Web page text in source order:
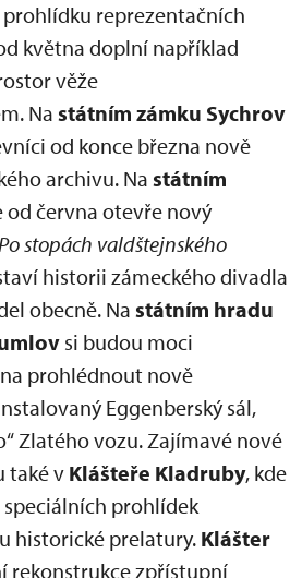
prohlídku reprezentačních
května doplní například
věže
Na státním zámku Sychrov
od konce března nově
archivu. Na státním
od června otevře nový
stopách valdštejnského
historii zámeckého divadla
obecně. Na státním hradu
si budou moci
prohlédnout nově
Eggenberský sál,
Zlatého vozu. Zajímavé nové
také v Klášteře Kladruby, kde
prohlídek
historické prelatury. Klášter
rekonstrukce zpřístupní